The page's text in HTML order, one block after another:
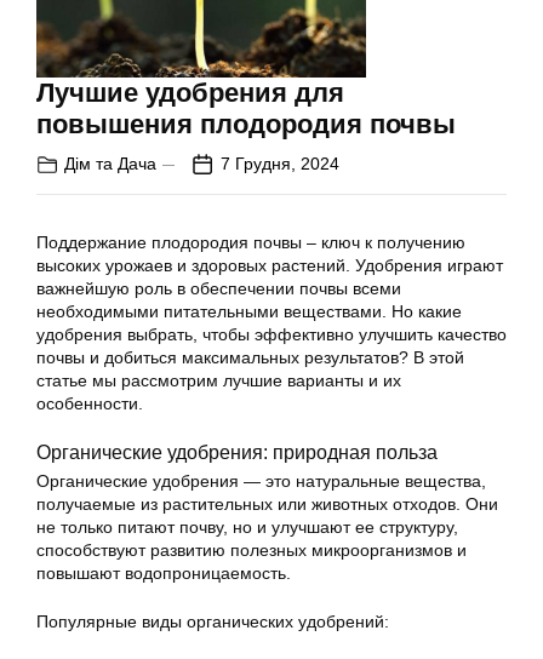
Лучшие удобрения для
повышения плодородия почвы
Дім та Дача 7 Грудня, 2024
Поддержание плодородия почвы – ключ к получению
высоких урожаев и здоровых растений. Удобрения играют
важнейшую роль в обеспечении почвы всеми
необходимыми питательными веществами. Но какие
удобрения выбрать, чтобы эффективно улучшить качество
почвы и добиться максимальных результатов? В этой
статье мы рассмотрим лучшие варианты и их
особенности.
Органические удобрения: природная польза
Органические удобрения — это натуральные вещества,
получаемые из растительных или животных отходов. Они
не только питают почву, но и улучшают ее структуру,
способствуют развитию полезных микроорганизмов и
повышают водопроницаемость.
Популярные виды органических удобрений: